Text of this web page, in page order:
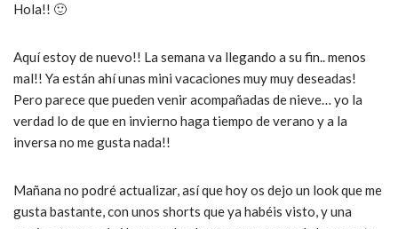
Hola!! 🙂
Aquí estoy de nuevo!! La semana va llegando a su fin.. menos
mal!! Ya están ahí unas mini vacaciones muy muy deseadas!
Pero parece que pueden venir acompañadas de nieve… yo la
verdad lo de que en invierno haga tiempo de verano y a la
inversa no me gusta nada!!
Mañana no podré actualizar, así que hoy os dejo un look que me
gusta bastante, con unos shorts que ya habéis visto, y una